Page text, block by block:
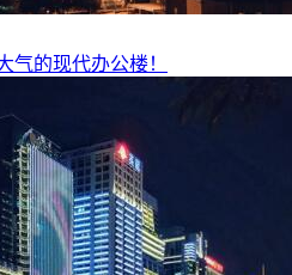
气的现代办公楼！